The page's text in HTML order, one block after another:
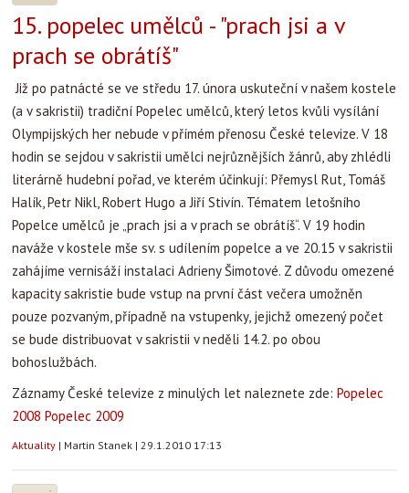
15. popelec umělců - "prach jsi a v
prach se obrátíš"
Již po patnácté se ve středu 17. února uskuteční v našem kostele
(a v sakristii) tradiční Popelec umělců, který letos kvůli vysílání
Olympijských her nebude v přímém přenosu České televize. V 18
hodin se sejdou v sakristii umělci nejrůznějších žánrů, aby zhlédli
literárně hudební pořad, ve kterém účinkují: Přemysl Rut, Tomáš
Halík, Petr Nikl, Robert Hugo a Jiří Stivín. Tématem letošního
Popelce umělců je „prach jsi a v prach se obrátíš“. V 19 hodin
naváže v kostele mše sv. s udílením popelce a ve 20.15 v sakristii
zahájíme vernisáží instalaci Adrieny Šimotové. Z důvodu omezené
kapacity sakristie bude vstup na první část večera umožněn
pouze pozvaným, případně na vstupenky, jejichž omezený počet
se bude distribuovat v sakristii v neděli 14.2. po obou
bohoslužbách.
Záznamy České televize z minulých let naleznete zde: Popelec
2008 Popelec 2009
Aktuality | Martin Stanek | 29.1.2010 17:13